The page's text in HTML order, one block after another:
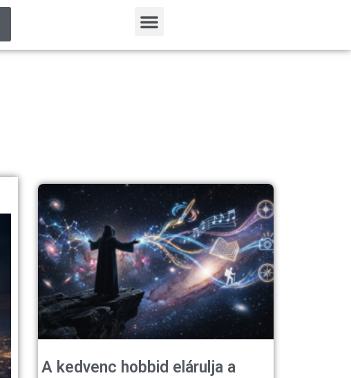
A kedvenc hobbid elárulja a